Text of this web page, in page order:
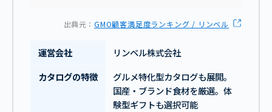
出典元： GMO顧客満足度ランキング / リンベル
運営会社
リンベル株式会社
カタログの特徴
グルメ特化型カタログも展開。
国産・ブランド食材を厳選。体
験型ギフトも選択可能